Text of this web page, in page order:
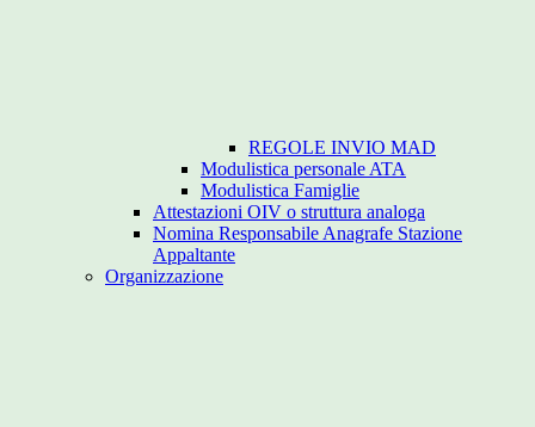
REGOLE INVIO MAD
Modulistica personale ATA
Modulistica Famiglie
Attestazioni OIV o struttura analoga
Nomina Responsabile Anagrafe Stazione
Appaltante
Organizzazione